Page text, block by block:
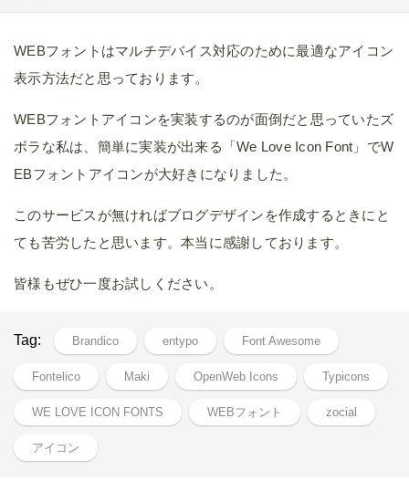
WEBフォントはマルチデバイス対応のために最適なアイコン
表示方法だと思っております。
WEBフォントアイコンを実装するのが面倒だと思っていたズ
ボラな私は、簡単に実装が出来る「We Love Icon Font」でW
EBフォントアイコンが大好きになりました。
このサービスが無ければブログデザインを作成するときにと
ても苦労したと思います。本当に感謝しております。
皆様もぜひ一度お試しください。
Tag: Brandico entypo Font Awesome
Fontelico Maki OpenWeb Icons Typicons
WE LOVE ICON FONTS WEBフォント zocial
アイコン